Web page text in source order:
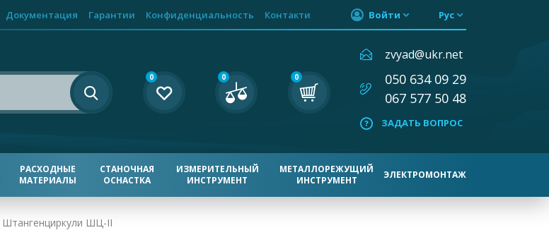
Документация Гарантии Конфиденциальность Контакти Войти Рус
0 0 0
zvyad@ukr.net
050 634 09 29
067 577 50 48
ЗАДАТЬ ВОПРОС
РАСХОДНЫЕ
МАТЕРИАЛЫ
СТАНОЧНАЯ
ОСНАСТКА
ИЗМЕРИТЕЛЬНЫЙ
ИНСТРУМЕНТ
МЕТАЛЛОРЕЖУЩИЙ
ИНСТРУМЕНТ
ЭЛЕКТРОМОНТАЖ
Штангенциркули ШЦ-II